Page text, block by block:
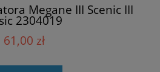
Megane III Scenic III
2304019
61,00 zł